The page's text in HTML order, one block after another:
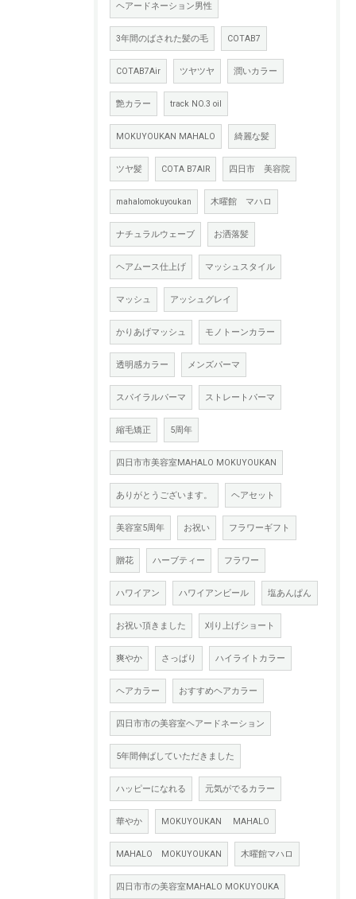
ヘアードネーション男性
3年間のばされた髪の毛 COTAB7
COTAB7Air ツヤツヤ 潤いカラー
艶カラー track NO.3 oil
MOKUYOUKAN MAHALO 綺麗な髪
ツヤ髪 COTA B7AIR 四日市 美容院
mahalomokuyoukan 木曜館 マハロ
ナチュラルウェーブ お洒落髪
ヘアムース仕上げ マッシュスタイル
マッシュ アッシュグレイ
かりあげマッシュ モノトーンカラー
透明感カラー メンズパーマ
スパイラルパーマ ストレートパーマ
縮毛矯正 5周年
四日市市美容室MAHALO MOKUYOUKAN
ありがとうございます。 ヘアセット
美容室5周年 お祝い フラワーギフト
贈花 ハーブティー フラワー
ハワイアン ハワイアンビール 塩あんぱん
お祝い頂きました 刈り上げショート
爽やか さっぱり ハイライトカラー
ヘアカラー おすすめヘアカラー
四日市市の美容室ヘアードネーション
5年間伸ばしていただきました
ハッピーになれる 元気がでるカラー
華やか MOKUYOUKAN MAHALO
MAHALO MOKUYOUKAN 木曜館マハロ
四日市市の美容室MAHALO MOKUYOUKA